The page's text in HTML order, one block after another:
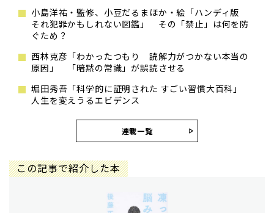
小島洋祐・監修、小豆だるまほか・絵「ハンディ版
それ犯罪かもしれない図鑑」 その「禁止」は何を防
ぐため？
西林克彦「わかったつもり 読解力がつかない本当の
原因」 「暗黙の常識」が誤読させる
堀田秀吾「科学的に証明された すごい習慣大百科」
人生を変えうるエビデンス
連載一覧
この記事で紹介した本